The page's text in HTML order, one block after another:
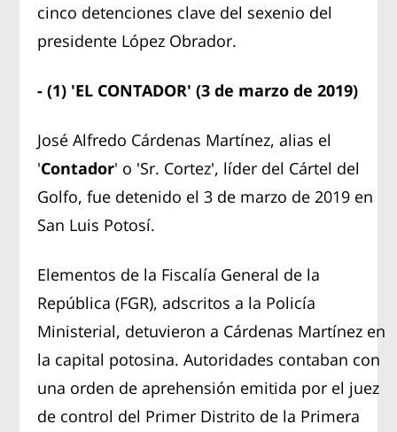
cinco detenciones clave del sexenio del
presidente López Obrador.
- (1) 'EL CONTADOR' (3 de marzo de 2019)
José Alfredo Cárdenas Martínez, alias el
'Contador' o 'Sr. Cortez', líder del Cártel del
Golfo, fue detenido el 3 de marzo de 2019 en
San Luis Potosí.
Elementos de la Fiscalía General de la
República (FGR), adscritos a la Policía
Ministerial, detuvieron a Cárdenas Martínez en
la capital potosina. Autoridades contaban con
una orden de aprehensión emitida por el juez
de control del Primer Distrito de la Primera